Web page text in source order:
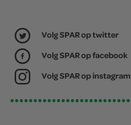
Volg SPAR op twitter
Volg SPAR op facebook
Volg SPAR op instagram